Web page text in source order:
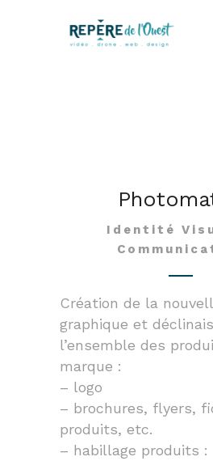
Identité
Création de la
graphique et
l’ensemble des
marque :
– logo
– brochures, flyers,
produits, etc.
– habillage produits :